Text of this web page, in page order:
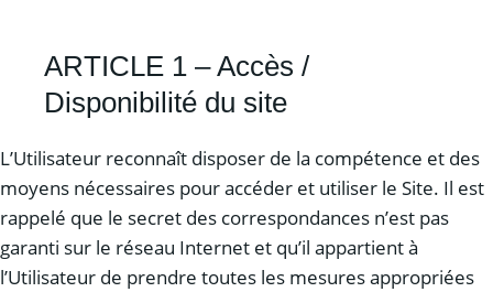
ARTICLE 1 – Accès /
Disponibilité du site
L’Utilisateur reconnaît disposer de la compétence et des
moyens nécessaires pour accéder et utiliser le Site. Il est
rappelé que le secret des correspondances n’est pas
garanti sur le réseau Internet et qu’il appartient à
l’Utilisateur de prendre toutes les mesures appropriées